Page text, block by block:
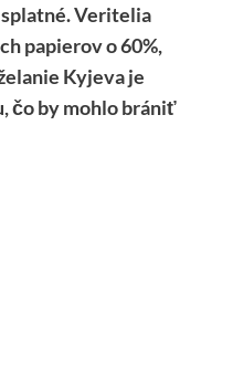
Veritelia
papierov o 60%,
Kyjeva je
čo by mohlo brániť